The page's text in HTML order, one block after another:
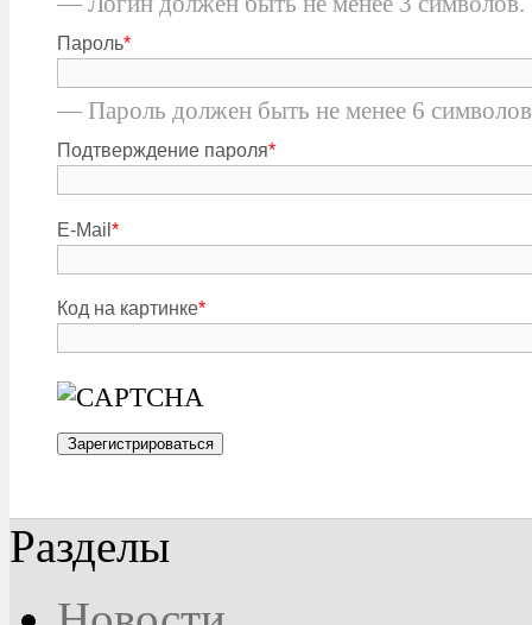
Пароль*
— Пароль должен быть не менее 6
Подтверждение пароля*
E-Mail *
Код на картинке*
Разделы